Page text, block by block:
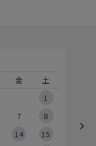
金
土
1
7
8
14
15